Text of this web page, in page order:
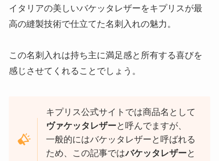
イタリアの美しいバケッタレザーをキプリスが最
高の縫製技術で仕立てた名刺入れの魅力。
この名刺入れは持ち主に満足感と所有する喜びを
感じさせてくれることでしょう。
キプリス公式サイトでは商品名として
ヴァケッタレザー と呼んでますが、
一般的にはバケッタレザーと呼ばれる
ため、この記事ではバケッタレザー と